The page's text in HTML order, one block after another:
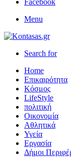
Facebook
Menu
Search for
Home
Επικαιρότητα
Κόσμος
LifeStyle
πολιτική
Οικονομία
Αθλητικά
Υγεία
Εργασία
Δήμοι